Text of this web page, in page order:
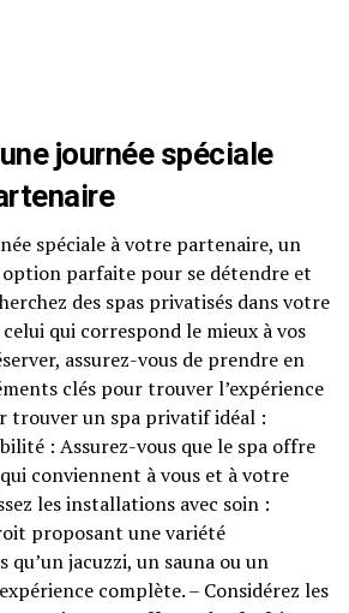
journée spéciale
spéciale à votre partenaire, un
parfaite pour se détendre et
des spas privatisés dans votre
qui correspond le mieux à vos
assurez-vous de prendre en
clés pour trouver l’expérience
trouver un spa privatif idéal :
: Assurez-vous que le spa offre
conviennent à vous et à votre
les installations avec soin :
proposant une variété
jacuzzi, un sauna ou un
complète. – Considérez les